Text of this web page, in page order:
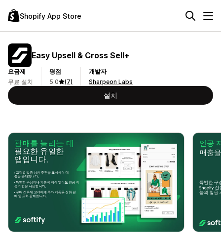
Shopify App Store
Easy Upsell & Cross Sell+
요금제
무료 설치
평점
5.0
(7)
개발자
Sharpeon Labs
설치